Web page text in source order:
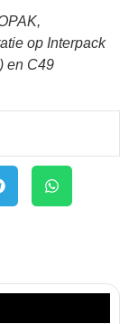
op Interpack
en C49